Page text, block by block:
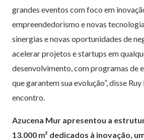
grandes eventos com foco em
empreendedorismo e novas
sinergias e novas oportunidades de
acelerar projetos e startups em
desenvolvimento, com programas de
que garantem sua evolução”, disse
encontro.
Azucena Mur apresentou a
13.000 m² dedicados à inovação,